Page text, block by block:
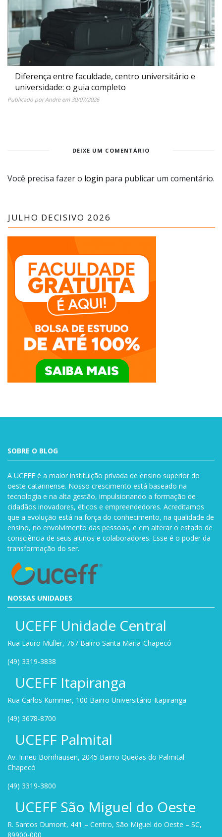
Diferença entre faculdade, centro universitário e
universidade: o guia completo
Publicado porAndreem 30/07/2026
DEIXE UM COMENTÁRIO
Você precisa fazer o login para publicar um comentário.
JULHO DECISIVO 2026
SOBRE O BLOG
A UCEFF é a maior instituição privada de ensino superior do
oeste catarinense. Nosso crescimento está baseado na
tecnologia e na alta gestão, impulsionando a formação de
cidadãos inovadores, éticos e empreendedores. Acreditamos
que a evolução está na força do conhecimento, na qualidade de
ensino, no envolvimento das pessoas, e em alterar o estado de
consciência de seus alunos e colaboradores. Esse é o poder da
transformação do ser.
NOSSAS UNIDADES
UCEFF Unidade Central
Rua Lauro Müller, 767 Bairro Santa Maria-Chapecó
(49) 3319-3838
UCEFF Itapiranga
Rua Carlos Kummer, 100 Bairro Universitário-Itapiranga
(49) 3678-8700
UCEFF Palmital
Av. Irineu Bornhausen, 2045 Bairro Quedas do Palmital-
Chapecó
(49) 3319-3800
UCEFF São Miguel do Oeste
R. Santos Dumont, 441 – Centro, São Miguel do Oeste – SC,
89900-000